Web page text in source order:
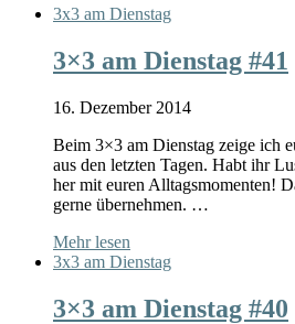
3x3 am Dienstag
3×3 am Dienstag #41
16. Dezember 2014
Beim 3×3 am Dienstag zeige ich
aus den letzten Tagen. Habt ihr
her mit euren Alltagsmomenten!
gerne übernehmen. …
Mehr lesen
3x3 am Dienstag
3×3 am Dienstag #40